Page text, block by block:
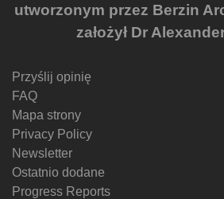
utworzonym przez Berzin
założył Dr
Przyślij opinię
FAQ
Mapa strony
Privacy Policy
Newsletter
Ostatnio dodane
Progress Reports